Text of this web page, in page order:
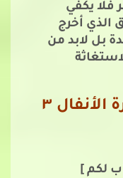
فلا يكفي
الذي أخرج
بل لابد من
٣
لكم ]